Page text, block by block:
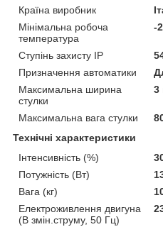
Країна виробник
Мінімальна робоча
температура
-
Ступінь захисту IP
Призначення автоматики
Максимальна ширина
стулки
3
Максимальна вага стулки
Технічні характеристики
Інтенсивність (%)
Потужність (Вт)
Вага (кг)
Електроживлення двигуна
(В змін.струму, 50 Гц)